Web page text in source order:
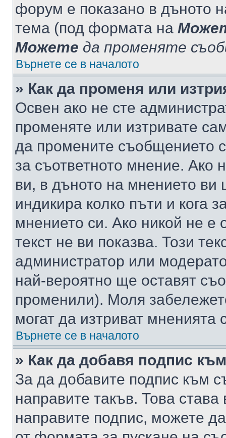
форум е показано в дъното
тема (под формата на
Можете да променяте
Върнете се в началото
» Как да променя или
Освен ако не сте
променяте или изтривате
да промените съобщението
за съответното мнение. Ако
ви, в дъното на мнението ви
индикира колко пъти и кога
мнението си. Ако никой не е
текст не ви показва. Този
администратор или
най-вероятно ще оставят
променили). Моля
могат да изтриват мненията
Върнете се в началото
» Как да добавя подпис
За да добавите подпис към
направите такъв. Това
направите подпис, можете